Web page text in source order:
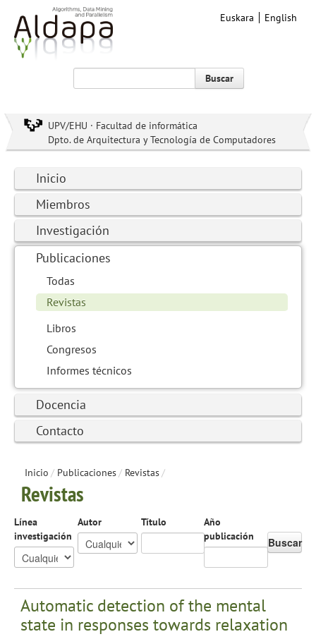
Euskara English
Buscar
UPV/EHU · Facultad de informática
Dpto. de Arquitectura y Tecnología de Computadores
Inicio
Miembros
Investigación
Publicaciones
Todas
Revistas
Libros
Congresos
Informes técnicos
Docencia
Contacto
Inicio / Publicaciones/ Revistas/
Revistas
Línea
investigación
Autor Título
Año
publicación
Buscar
Automatic detection of the mental
state in responses towards relaxation